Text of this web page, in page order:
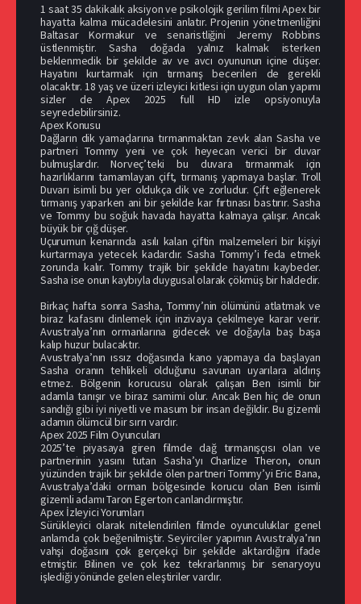
1 saat 35 dakikalık aksiyon ve psikolojik gerilim filmi Apex bir
hayatta kalma mücadelesini anlatır. Projenin yönetmenliğini
Baltasar Kormakur ve senaristliğini Jeremy Robbins
üstlenmiştir. Sasha doğada yalnız kalmak isterken
beklenmedik bir şekilde av ve avcı oyununun içine düşer.
Hayatını kurtarmak için tırmanış becerileri de gerekli
olacaktır. 18 yaş ve üzeri izleyici kitlesi için uygun olan yapımı
sizler de Apex 2025 full HD izle opsiyonuyla
seyredebilirsiniz.
Apex Konusu
Dağların dik yamaçlarına tırmanmaktan zevk alan Sasha ve
partneri Tommy yeni ve çok heyecan verici bir duvar
bulmuşlardır. Norveç’teki bu duvara tırmanmak için
hazırlıklarını tamamlayan çift, tırmanış yapmaya başlar. Troll
Duvarı isimli bu yer oldukça dik ve zorludur. Çift eğlenerek
tırmanış yaparken ani bir şekilde kar fırtınası bastırır. Sasha
ve Tommy bu soğuk havada hayatta kalmaya çalışır. Ancak
büyük bir çığ düşer.
Uçurumun kenarında asılı kalan çiftin malzemeleri bir kişiyi
kurtarmaya yetecek kadardır. Sasha Tommy’i feda etmek
zorunda kalır. Tommy trajik bir şekilde hayatını kaybeder.
Sasha ise onun kaybıyla duygusal olarak çökmüş bir haldedir.
Birkaç hafta sonra Sasha, Tommy’nin ölümünü atlatmak ve
biraz kafasını dinlemek için inzivaya çekilmeye karar verir.
Avustralya’nın ormanlarına gidecek ve doğayla baş başa
kalıp huzur bulacaktır.
Avustralya’nın ıssız doğasında kano yapmaya da başlayan
Sasha oranın tehlikeli olduğunu savunan uyarılara aldırış
etmez. Bölgenin korucusu olarak çalışan Ben isimli bir
adamla tanışır ve biraz samimi olur. Ancak Ben hiç de onun
sandığı gibi iyi niyetli ve masum bir insan değildir. Bu gizemli
adamın ölümcül bir sırrı vardır.
Apex 2025 Film Oyuncuları
2025’te piyasaya giren filmde dağ tırmanışçısı olan ve
partnerinin yasını tutan Sasha’yı Charlize Theron, onun
yüzünden trajik bir şekilde ölen partneri Tommy’yi Eric Bana,
Avustralya’daki orman bölgesinde korucu olan Ben isimli
gizemli adamı Taron Egerton canlandırmıştır.
Apex İzleyici Yorumları
Sürükleyici olarak nitelendirilen filmde oyunculuklar genel
anlamda çok beğenilmiştir. Seyirciler yapımın Avustralya’nın
vahşi doğasını çok gerçekçi bir şekilde aktardığını ifade
etmiştir. Bilinen ve çok kez tekrarlanmış bir senaryoyu
işlediği yönünde gelen eleştiriler vardır.